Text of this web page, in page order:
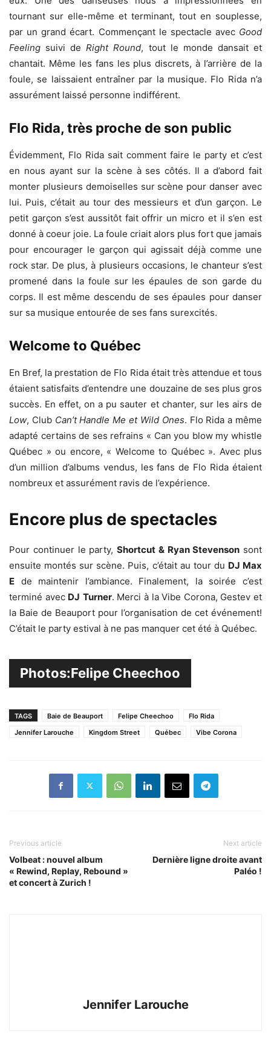
tournant sur elle-même et terminant, tout en souplesse,
par un grand écart. Commençant le spectacle avec Good
Feeling suivi deRight Round, tout le monde dansait et
chantait. Même les fans les plus discrets, à l’arrière de la
foule, se laissaient entraîner par la musique. Flo Rida n’a
assurément laissé personne indifférent.
Flo Rida, très proche de son public
Évidemment, Flo Rida sait comment faire le party et c’est
en nous ayant sur la scène à ses côtés. Il a d’abord fait
monter plusieurs demoiselles sur scène pour danser avec
lui. Puis, c’était au tour des messieurs et d’un garçon. Le
petit garçon s’est aussitôt fait offrir un micro et il s’en est
donné à coeur joie. La foule criait alors plus fort que jamais
pour encourager le garçon qui agissait déjà comme une
rock star. De plus, à plusieurs occasions, le chanteur s’est
promené dans la foule sur les épaules de son garde du
corps. Il est même descendu de ses épaules pour danser
sur sa musique entourée de ses fans surexcités.
Welcome to Québec
En Bref, la prestation de Flo Rida était très attendue et tous
étaient satisfaits d’entendre une douzaine de ses plus gros
succès. En effet, on a pu sauter et chanter, sur les airs de
Low, Club Can’t Handle Me et Wild Ones. Flo Rida a même
adapté certains de ses refrains « Can you blow my whistle
Québec » ou encore, « Welcome to Québec ». Avec plus
d’un million d’albums vendus, les fans de Flo Rida étaient
nombreux et assurément ravis de l’expérience.
Encore plus de spectacles
Pour continuer le party, Shortcut & Ryan Stevenson sont
ensuite montés sur scène. Puis, c’était au tour du DJ Max
E de maintenir l’ambiance. Finalement, la soirée c’est
terminé avec DJ Turner. Merci à la Vibe Corona, Gestev et
la Baie de Beauport pour l’organisation de cet événement!
C’était le party estival à ne pas manquer cet été à Québec.
Photos:Felipe Cheechoo
TAGS Baie de Beauport Felipe Cheechoo
Flo Rida
Jennifer Larouche
Kingdom Street Québec Vibe Corona
Previous article
Volbeat : nouvel album
« Rewind, Replay, Rebound »
et concert à Zurich !
Next article
Dernière ligne droite avant
Paléo !
Jennifer Larouche